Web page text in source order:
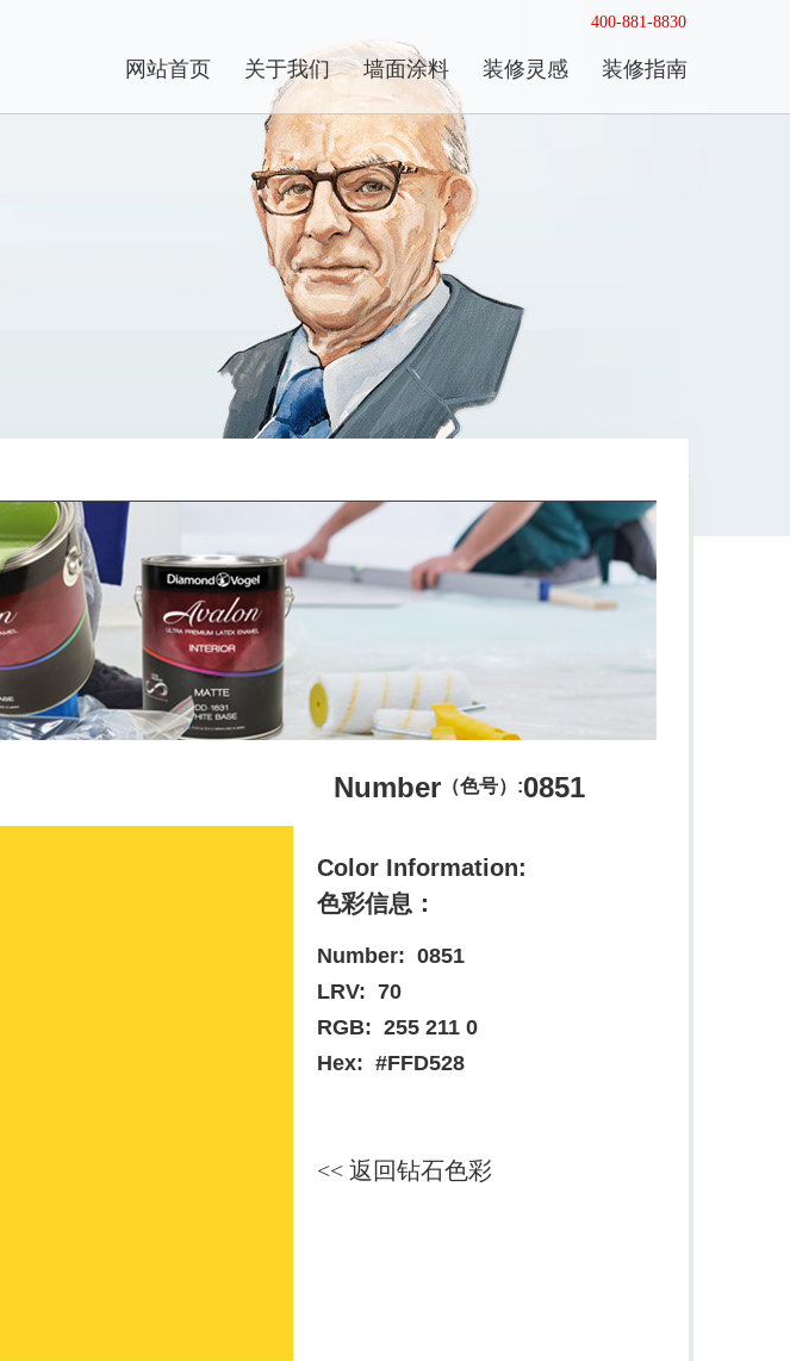
400-881-8830
网站首页 关于我们 墙面涂料 装修灵感 装修指南
Number （色号）:0851
Color Information:
色彩信息：
Number: 0851
LRV: 70
RGB: 255 211 0
Hex: #FFD528
<< 返回钻石色彩